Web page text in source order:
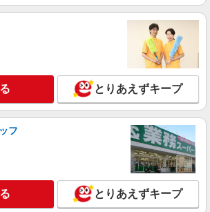
docomo】人気機種に詳しくなれる携帯販売
時給1650円〜 ※残業代支給 ★交通費別途支給
入社祝い金10万円支給(規定有) お友達を紹介
と, インセンティブ支給(規定有) ★月2回払
・週払い可能（規程有）★ ゜・。○。・゜
・。○。・゜+゜
東京都豊島区のdocomoショップ
詳細を見る
気機種に詳しくなれる携帯販売【au】
時給1730円〜 ※残業代支給 ★交通費別途支給
とりあえずキープ
フ
とりあえずキープ